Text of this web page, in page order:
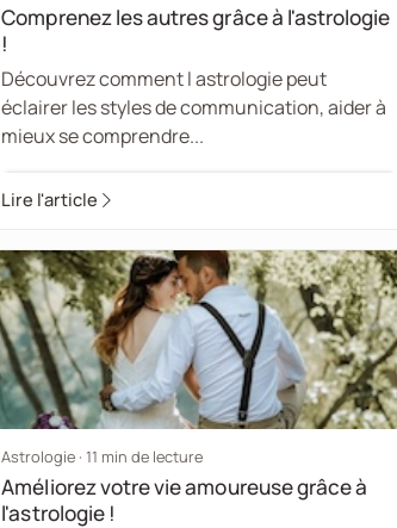
Comprenez les autres grâce à l'astrologie
!
Découvrez comment l astrologie peut
éclairer les styles de communication, aider à
mieux se comprendre...
Lire l'article
Astrologie · 11 min de lecture
Améliorez votre vie amoureuse grâce à
l'astrologie !